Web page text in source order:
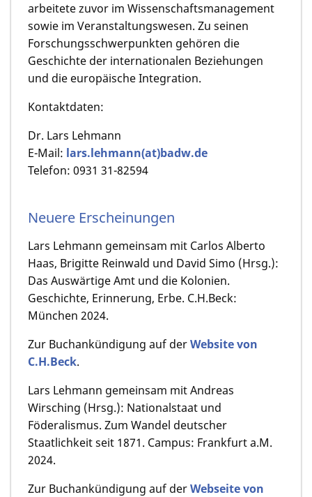
arbeitete zuvor im Wissenschaftsmanagement
sowie im Veranstaltungswesen. Zu seinen
Forschungsschwerpunkten gehören die
Geschichte der internationalen Beziehungen
und die europäische Integration.
Kontaktdaten:
Dr. Lars Lehmann
E-Mail: lars.lehmann(at)badw.de
Telefon: 0931 31-82594
Neuere Erscheinungen
Lars Lehmann gemeinsam mit Carlos Alberto
Haas, Brigitte Reinwald und David Simo (Hrsg.):
Das Auswärtige Amt und die Kolonien.
Geschichte, Erinnerung, Erbe. C.H.Beck:
München 2024.
Zur Buchankündigung auf derWebsite von
C.H.Beck.
Lars Lehmann gemeinsam mit Andreas
Wirsching (Hrsg.): Nationalstaat und
Föderalismus. Zum Wandel deutscher
Staatlichkeit seit 1871. Campus: Frankfurt a.M.
2024.
Zur Buchankündigung auf derWebseite von